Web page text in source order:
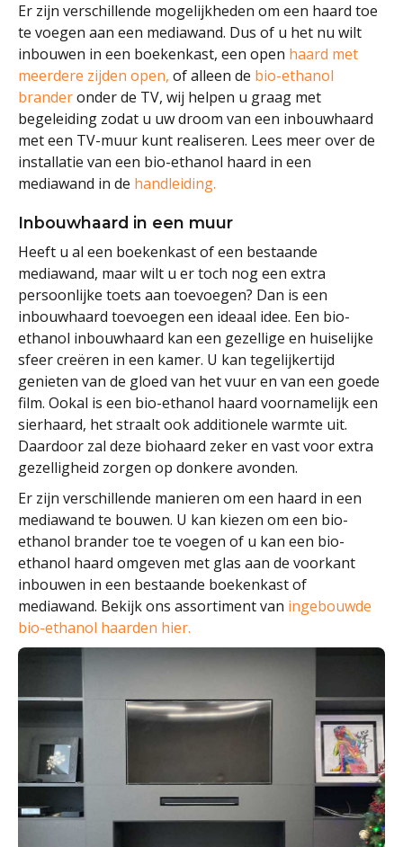
Er zijn verschillende mogelijkheden om een haard toe
te voegen aan een mediawand. Dus of u het nu wilt
inbouwen in een boekenkast, een open haard met
meerdere zijden open, of alleen de bio-ethanol
branderonder de TV, wij helpen u graag met
begeleiding zodat u uw droom van een inbouwhaard
met een TV-muur kunt realiseren. Lees meer over de
installatie van een bio-ethanol haard in een
mediawand in de handleiding.
Inbouwhaard in een muur
Heeft u al een boekenkast of een bestaande
mediawand, maar wilt u er toch nog een extra
persoonlijke toets aan toevoegen? Dan is een
inbouwhaard toevoegen een ideaal idee. Een bio-
ethanol inbouwhaard kan een gezellige en huiselijke
sfeer creëren in een kamer. U kan tegelijkertijd
genieten van de gloed van het vuur en van een goede
film. Ookal is een bio-ethanol haard voornamelijk een
sierhaard, het straalt ook additionele warmte uit.
Daardoor zal deze biohaard zeker en vast voor extra
gezelligheid zorgen op donkere avonden.
Er zijn verschillende manieren om een haard in een
mediawand te bouwen. U kan kiezen om een bio-
ethanol brander toe te voegen of u kan een bio-
ethanol haard omgeven met glas aan de voorkant
inbouwen in een bestaande boekenkast of
mediawand. Bekijk ons assortiment van ingebouwde
bio-ethanol haarden hier.